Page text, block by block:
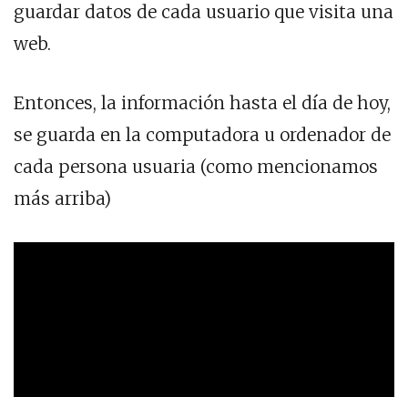
guardar datos de cada usuario que visita una
web.
Entonces, la información hasta el día de hoy,
se guarda en la computadora u ordenador de
cada persona usuaria (como mencionamos
más arriba)